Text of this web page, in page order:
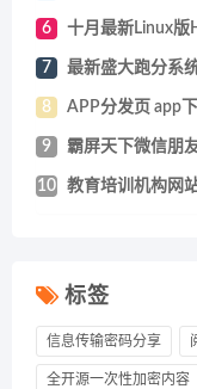
6 十月最新Linux版
7 最新盛大跑分系
8 APP分发页 app
9 霸屏天下微信朋
10 教育培训机构网
标签
信息传输密码分享
全开源一次性加密内容